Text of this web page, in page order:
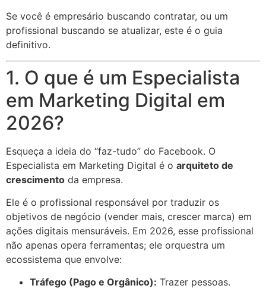
Se você é empresário buscando contratar, ou um
profissional buscando se atualizar, este é o guia
definitivo.
1. O que é um Especialista
em Marketing Digital em
2026?
Esqueça a ideia do “faz-tudo” do Facebook. O
Especialista em Marketing Digital é o arquiteto de
crescimento da empresa.
Ele é o profissional responsável por traduzir os
objetivos de negócio (vender mais, crescer marca) em
ações digitais mensuráveis. Em 2026, esse profissional
não apenas opera ferramentas; ele orquestra um
ecossistema que envolve:
Tráfego (Pago e Orgânico): Trazer pessoas.